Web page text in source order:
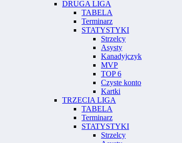
DRUGA LIGA
TABELA
Terminarz
STATYSTYKI
Strzelcy
Asysty
Kanadyjczyk
MVP
TOP 6
Czyste konto
Kartki
TRZECIA LIGA
TABELA
Terminarz
STATYSTYKI
Strzelcy